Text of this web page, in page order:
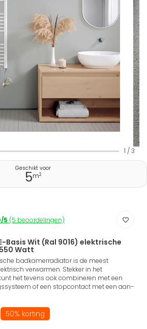
1 / 3
Geschikt voor
5m2
5 (5 beoordelingen)
Basis Wit (Ral 9016) elektrische
Watt
badkamerradiator is de meest
verwarmen. Stekker in het
het tevens ook combineren met een
of een stopcontact met een aan-
50% korting